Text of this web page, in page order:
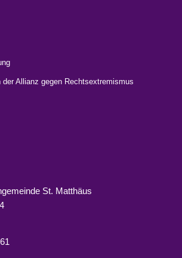
Allianz gegen Rechtsextremismus
St. Matthäus